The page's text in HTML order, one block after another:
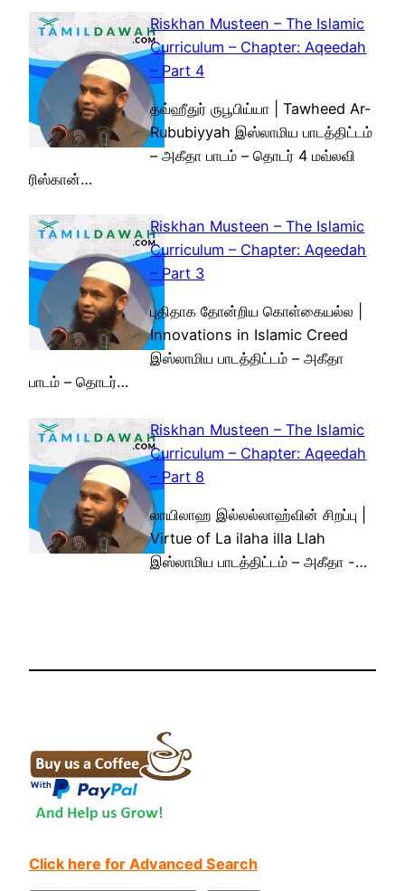
Riskhan Musteen – The Islamic
Curriculum – Chapter: Aqeedah
– Part 4
தவ்ஹீதுர் ருபூபிய்யா | Tawheed Ar-
Rububiyyah இஸ்லாமிய பாடத்திட்டம்
– அகீதா பாடம் – தொடர் 4 மவ்லவி
ரிஸ்கான்…
Riskhan Musteen – The Islamic
Curriculum – Chapter: Aqeedah
– Part 3
புதிதாக தோன்றிய கொள்கையல்ல |
Innovations in Islamic Creed
இஸ்லாமிய பாடத்திட்டம் – அகீதா
பாடம் – தொடர்…
Riskhan Musteen – The Islamic
Curriculum – Chapter: Aqeedah
– Part 8
லாயிலாஹ இல்லல்லாஹ்வின் சிறப்பு |
Virtue of La ilaha illa Llah
இஸ்லாமிய பாடத்திட்டம் – அகீதா -…
Click here for Advanced Search